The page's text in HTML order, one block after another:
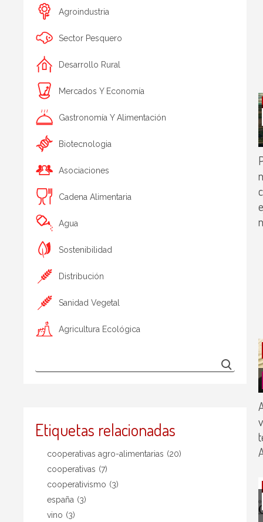
Agroindustria
Sector Pesquero
Desarrollo Rural
Mercados Y Economía
Gastronomía Y Alimentación
Biotecnologia
Asociaciones
Cadena Alimentaria
Agua
Sostenibilidad
Distribución
Sanidad Vegetal
Agricultura Ecológica
Etiquetas relacionadas
cooperativas agro-alimentarias (20)
cooperativas (7)
cooperativismo (3)
españa (3)
vino (3)